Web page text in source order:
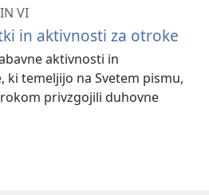
VI
in aktivnosti za otroke
aktivnosti in
ki temeljijo na Svetem pismu,
privzgojili duhovne